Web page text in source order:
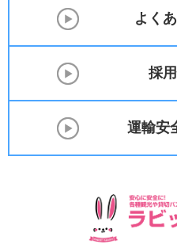
よく
採
運輸安